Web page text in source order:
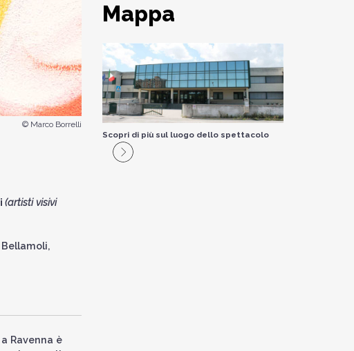
© Marco Borrelli
(artisti visivi
Ravenna è
Mappa
Scopri di più sul luogo dello spettacolo